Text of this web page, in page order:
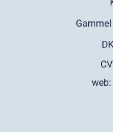
web: